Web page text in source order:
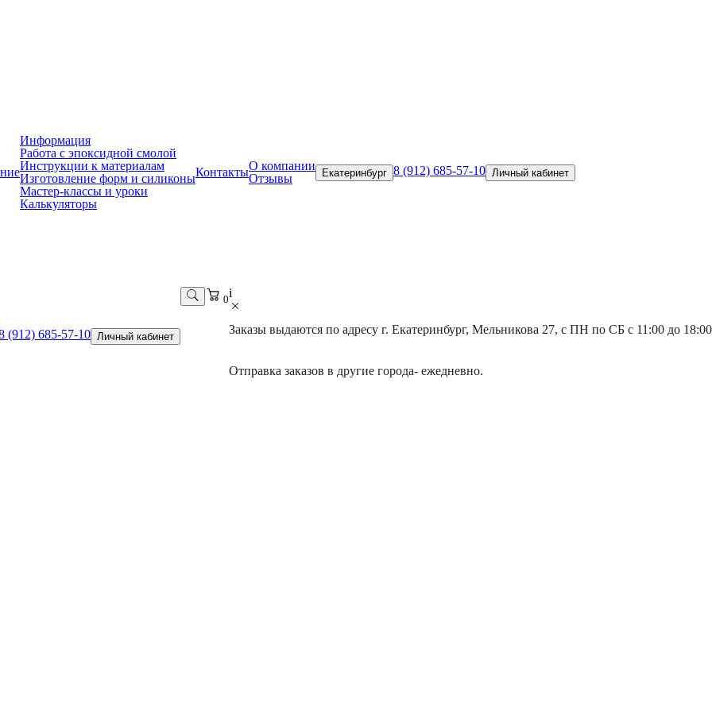
Информация
Работа с эпоксидной смолой
Инструкции к материалам
Изготовление форм и силиконы
Мастер-классы и уроки
Калькуляторы
КонтактыО компании
Отзывы
Екатеринбург 8 (912) 685-57-10 Личный кабинет
(912) 685-57-10 Личный кабинет
0i
Заказы выдаются по адресу г. Екатеринбург, Мельникова 27, с ПН по СБ с 11:00 до 18:00
Отправка заказов в другие города- ежедневно.